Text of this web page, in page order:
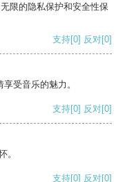
限的隐私保护和安全性保
支持[0] 反对[0]
受音乐的魅力。
支持[0] 反对[0]
。
支持[0] 反对[0]